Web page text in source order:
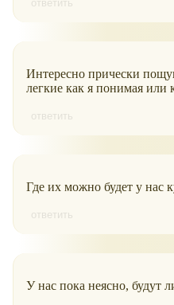
ответить
Интересно прически
легкие как я понимая или
ответить
Где их можно будет у нас
ответить
У нас пока неясно, будут